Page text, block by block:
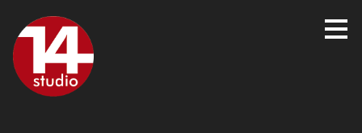
Passa
ai
contenuti
principali